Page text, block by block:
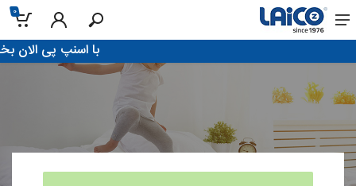
0
!با اسنپ پی الان بخر، تو 4 قسط